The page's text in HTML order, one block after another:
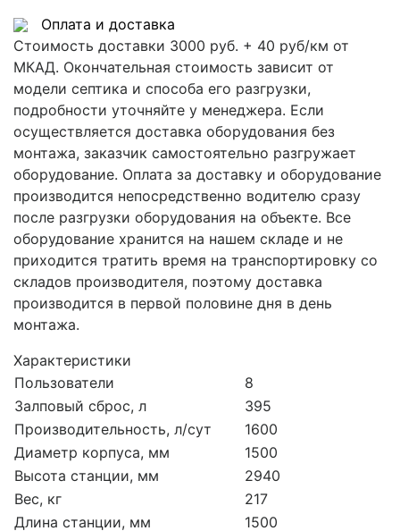
Оплата и доставка
Стоимость доставки 3000 руб. + 40 руб/км от
МКАД. Окончательная стоимость зависит от
модели септика и способа его разгрузки,
подробности уточняйте у менеджера. Если
осуществляется доставка оборудования без
монтажа, заказчик самостоятельно разгружает
оборудование. Оплата за доставку и оборудование
производится непосредственно водителю сразу
после разгрузки оборудования на объекте. Все
оборудование хранится на нашем складе и не
приходится тратить время на транспортировку со
складов производителя, поэтому доставка
производится в первой половине дня в день
монтажа.
Характеристики
Пользователи
8
Залповый сброс, л
395
Производительность, л/сут
1600
Диаметр корпуса, мм
1500
Высота станции, мм
2940
Вес, кг
217
Длина станции, мм
1500